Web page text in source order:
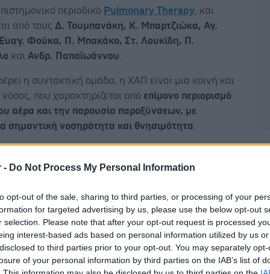
- Do Not Process My Personal Information
opt-out of the sale, sharing to third parties, or processing of your
for targeted advertising by us, please use the below opt-out
selection. Please note that after your opt-out request is processed
interest-based ads based on personal information utilized by us
to third parties prior to your opt-out. You may separately
of your personal information by third parties on the IAB’s list of
περιοδικό Pulmonary Therapy, και
από τους Δ. Τουμπανάκη, Κ. Μπαρτζιώκα, Αγ.
Φούκα, Π. Μπακάκο, Στ. Λουκίδη, Π.
και Ανδρ. Παπαϊωάννου
η συντακτική ομάδα, η ΧΑΠ είναι μια κοινή και
που χαρακτηρίζεται από επίμονο περιορισμό
αέρα και την παρουσία παροξύνσεων, με
σημαντική νοσηρότητα και θνησιμότητα
της είναι πολυπαραγοντική, η φλεγμονή
παίζει σημαντικό ρόλο στην εξέλιξη της νόσου.
των μη φαρμακευτικών και
παρεμβάσεων,υπάρχει έλλειψη θεραπειών
της νόσου που στοχεύουν τους μηχανισμούς της
νόσου